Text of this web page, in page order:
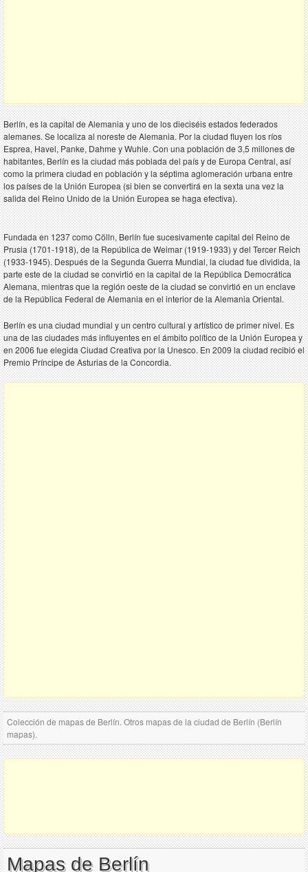
Berlín, es la capital de Alemania y uno de los dieciséis estados federados
alemanes. Se localiza al noreste de Alemania. Por la ciudad fluyen los ríos
Esprea, Havel, Panke, Dahme y Wuhle. Con una población de 3,5 millones de
habitantes, Berlín es la ciudad más poblada del país y de Europa Central, así
como la primera ciudad en población y la séptima aglomeración urbana entre
los países de la Unión Europea (si bien se convertirá en la sexta una vez la
salida del Reino Unido de la Unión Europea se haga efectiva).
Fundada en 1237 como Cölln, Berlín fue sucesivamente capital del Reino de
Prusia (1701-1918), de la República de Weimar (1919-1933) y del Tercer Reich
(1933-1945). Después de la Segunda Guerra Mundial, la ciudad fue dividida, la
parte este de la ciudad se convirtió en la capital de la República Democrática
Alemana, mientras que la región oeste de la ciudad se convirtió en un enclave
de la República Federal de Alemania en el interior de la Alemania Oriental.
Berlín es una ciudad mundial y un centro cultural y artístico de primer nivel. Es
una de las ciudades más influyentes en el ámbito político de la Unión Europea y
en 2006 fue elegida Ciudad Creativa por la Unesco. En 2009 la ciudad recibió el
Premio Príncipe de Asturias de la Concordia.
Colección de mapas de Berlín. Otros mapas de la ciudad de Berlín (Berlín
mapas).
Mapas de Berlín